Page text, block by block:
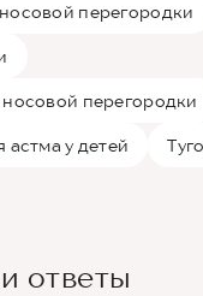
перегородки
перегородки
астма у детей
ответы